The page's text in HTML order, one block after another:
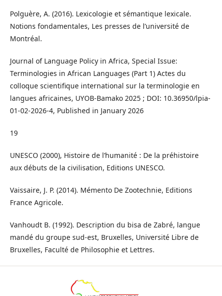
Polguère, A. (2016). Lexicologie et sémantique lexicale.
Notions fondamentales, Les presses de l’université de
Montréal.
Journal of Language Policy in Africa, Special Issue:
Terminologies in African Languages (Part 1) Actes du
colloque scientifique international sur la terminologie en
langues africaines, UYOB-Bamako 2025 ; DOI: 10.36950/lpia-
01-02-2026-4, Published in January 2026
19
UNESCO (2000), Histoire de l’humanité : De la préhistoire
aux débuts de la civilisation, Editions UNESCO.
Vaissaire, J. P. (2014). Mémento De Zootechnie, Editions
France Agricole.
Vanhoudt B. (1992). Description du bisa de Zabré, langue
mandé du groupe sud-est, Bruxelles, Université Libre de
Bruxelles, Faculté de Philosophie et Lettres.